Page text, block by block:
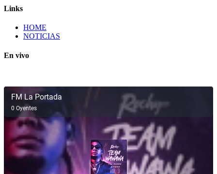
Links
HOME
NOTICIAS
En vivo